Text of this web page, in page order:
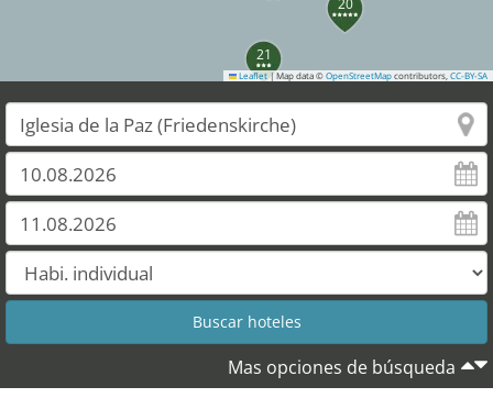
20
21
Leaflet |Map data © OpenStreetMap contributors, CC-BY-SA
Mas opciones de búsqueda